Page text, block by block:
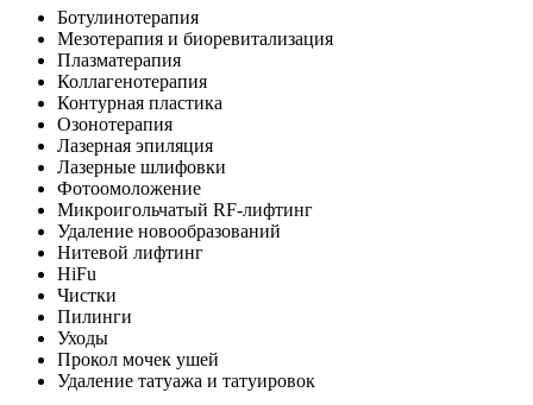
Ботулинотерапия
Мезотерапия и биоревитализация
Плазматерапия
Коллагенотерапия
Контурная пластика
Озонотерапия
Лазерная эпиляция
Лазерные шлифовки
Фотоомоложение
Микроигольчатый RF-лифтинг
Удаление новообразований
Нитевой лифтинг
HiFu
Чистки
Пилинги
Уходы
Прокол мочек ушей
Удаление татуажа и татуировок